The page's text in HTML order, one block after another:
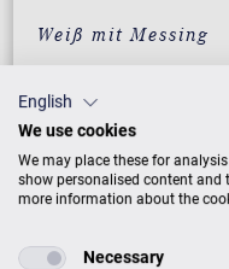
Weiß mit Messing
Mahagoni mit
Eiche mit Messing
English
We use cookies
We may place these for
show personalised content and
more information about the
Necessary